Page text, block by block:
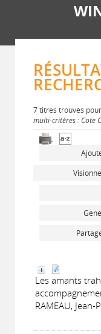
7 titres trouvés
multi-critères : Cote
Les amants
RAMEAU,